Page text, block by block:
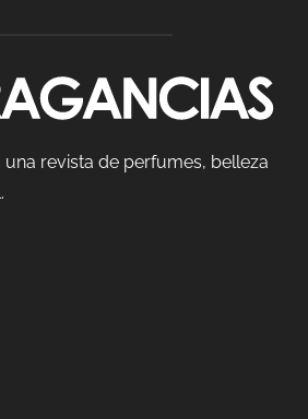
una revista de perfumes, belleza